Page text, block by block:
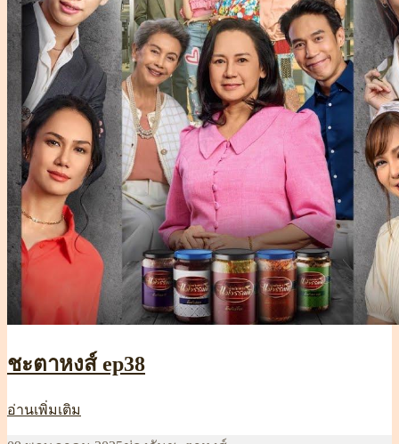
ชะตาหงส์ ep38
อ่านเพิ่มเติม